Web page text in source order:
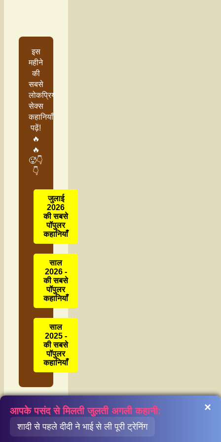
इस
महीने
की
सबसे
लोकप्रिय
सेक्स
कहानियाँ
पढ़ें!
🔥
🔥
🥵👇
👇
जुलाई
2026
की सबसे
पॉपुलर
कहानियाँ
साल
2026 -
की सबसे
पॉपुलर
कहानियाँ
साल
2025 -
की सबसे
पॉपुलर
कहानियाँ
×
आपके पसंद से मिलती जुलती अगली कहानी:
शादी से पहले दीदी ने भाई से ली पूरी ट्रेनिंग